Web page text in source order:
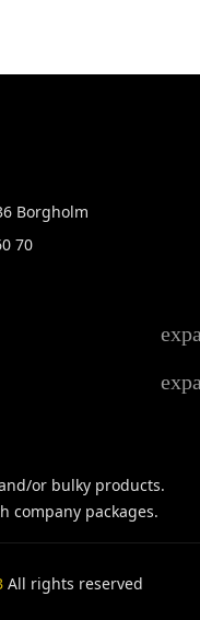
Borgholm
70
or bulky products.
company packages.
All rights reserved